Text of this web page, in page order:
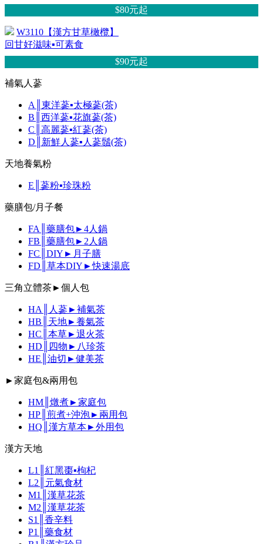
$80元起
W3110【漢方甘草橄欖】
回甘好滋味▪可素食
$90元起
補氣人蔘
A║東洋蔘▪太極蔘(茶)
B║西洋蔘▪花旗蔘(茶)
C║高麗蔘▪紅蔘(茶)
D║新鮮人蔘▪人蔘鬚(茶)
天地養氣粉
E║蔘粉▪珍珠粉
藥膳包/月子餐
FA║藥膳包►4人鍋
FB║藥膳包►2人鍋
FC║DIY►月子膳
FD║草本DIY►快速湯底
三角立體茶►個人包
HA║人蔘►補氣茶
HB║天地►養氣茶
HC║本草►退火茶
HD║四物►八珍茶
HE║油切►健美茶
►家庭包&兩用包
HM║燉煮►家庭包
HP║煎煮+沖泡►兩用包
HQ║漢方草本►外用包
漢方天地
L1║紅黑棗▪枸杞
L2║元氣食材
M1║漢草花茶
M2║漢草花茶
S1║香辛料
P1║藥食材